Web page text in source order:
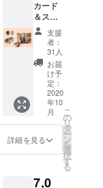
み ・ポ
スト
カード1
点 ・ス
テッ
カー ※
ご指定
の住所
へお送
りさせ
ていた
だきま
す。 ※
用する
カード
＆ス
テッ
カー＆
コース
ター 感
謝の気
持ちを
込め
て、ポ
スト
カード
＆ス
テッ
カー＆
ターを
支援
者：
31人
お届
け予
定：
2020
年10
月
詳細を見る
こ
の
リ
タ
ー
ン
を
選
択
す
る
7,0